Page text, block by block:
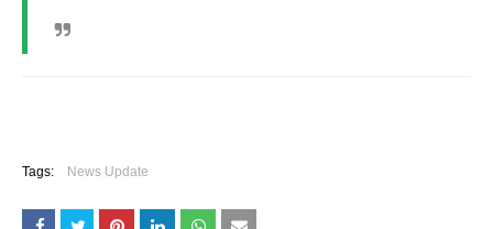
Tags: News Update